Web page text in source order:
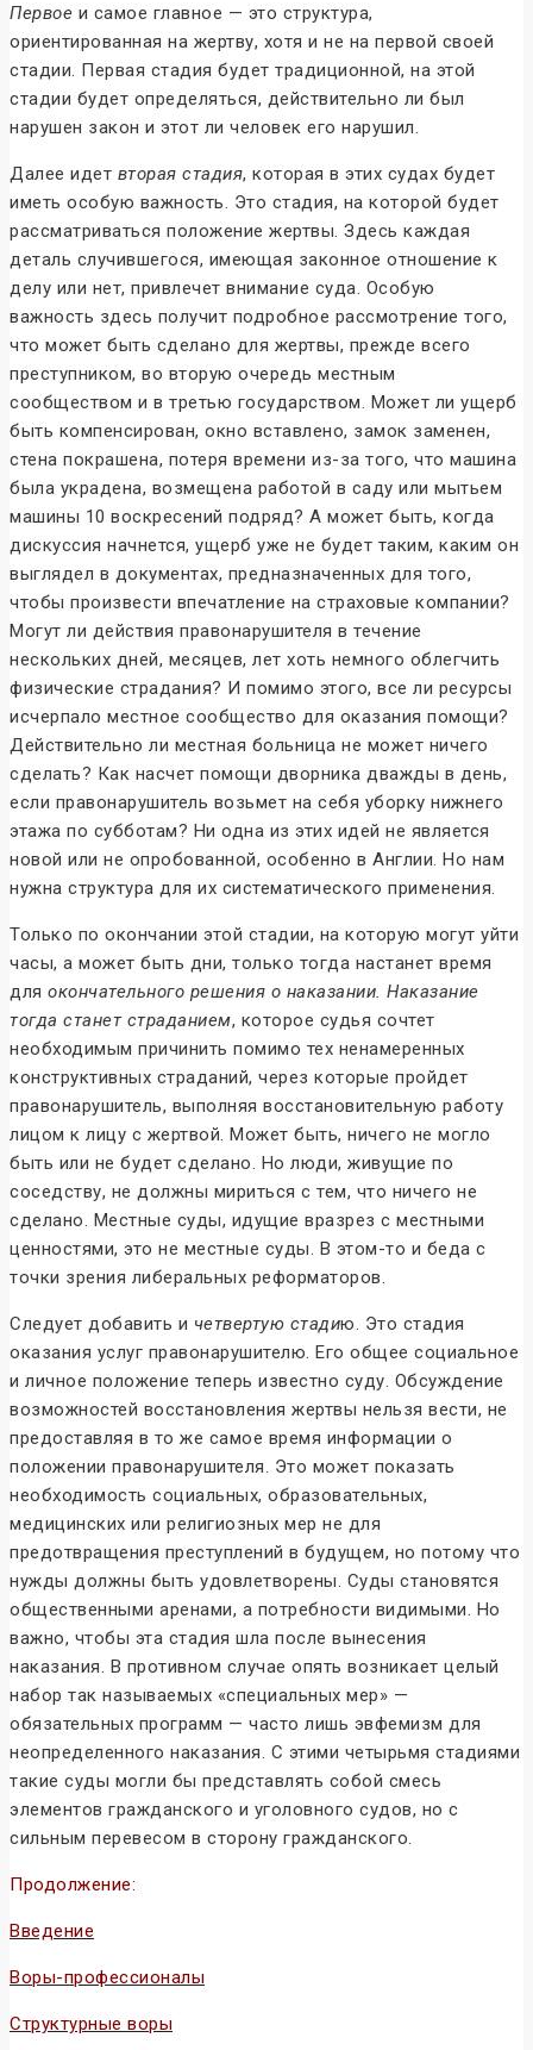
Первое и самое главное — это структура,
ориентированная на жертву, хотя и не на первой своей
стадии. Первая стадия будет традиционной, на этой
стадии будет определяться, действительно ли был
нарушен закон и этот ли человек его нарушил.
Далее идет вторая стадия, которая в этих судах будет
иметь особую важность. Это стадия, на которой будет
рассматриваться положение жертвы. Здесь каждая
деталь случившегося, имеющая законное отношение к
делу или нет, привлечет внимание суда. Особую
важность здесь получит подробное рассмотрение того,
что может быть сделано для жертвы, прежде всего
преступником, во вторую очередь местным
сообществом и в третью государством. Может ли ущерб
быть компенсирован, окно вставлено, замок заменен,
стена покрашена, потеря времени из-за того, что машина
была украдена, возмещена работой в саду или мытьем
машины 10 воскресений подряд? А может быть, когда
дискуссия начнется, ущерб уже не будет таким, каким он
выглядел в документах, предназначенных для того,
чтобы произвести впечатление на страховые компании?
Могут ли действия правонарушителя в течение
нескольких дней, месяцев, лет хоть немного облегчить
физические страдания? И помимо этого, все ли ресурсы
исчерпало местное сообщество для оказания помощи?
Действительно ли местная больница не может ничего
сделать? Как насчет помощи дворника дважды в день,
если правонарушитель возьмет на себя уборку нижнего
этажа по субботам? Ни одна из этих идей не является
новой или не опробованной, особенно в Англии. Но нам
нужна структура для их систематического применения.
Только по окончании этой стадии, на которую могут уйти
часы, а может быть дни, только тогда настанет время
для окончательного решения о наказании. Наказание
тогда станет страданием, которое судья сочтет
необходимым причинить помимо тех ненамеренных
конструктивных страданий, через которые пройдет
правонарушитель, выполняя восстановительную работу
лицом к лицу с жертвой. Может быть, ничего не могло
быть или не будет сделано. Но люди, живущие по
соседству, не должны мириться с тем, что ничего не
сделано. Местные суды, идущие вразрез с местными
ценностями, это не местные суды. В этом-то и беда с
точки зрения либеральных реформаторов.
Следует добавить и четвертую стадию. Это стадия
оказания услуг правонарушителю. Его общее социальное
и личное положение теперь известно суду. Обсуждение
возможностей восстановления жертвы нельзя вести, не
предоставляя в то же самое время информации о
положении правонарушителя. Это может показать
необходимость социальных, образовательных,
медицинских или религиозных мер не для
предотвращения преступлений в будущем, но потому что
нужды должны быть удовлетворены. Суды становятся
общественными аренами, а потребности видимыми. Но
важно, чтобы эта стадия шла после вынесения
наказания. В противном случае опять возникает целый
набор так называемых «специальных мер» —
обязательных программ — часто лишь эвфемизм для
неопределенного наказания. С этими четырьмя стадиями
такие суды могли бы представлять собой смесь
элементов гражданского и уголовного судов, но с
сильным перевесом в сторону гражданского.
Продолжение:
Введение
Воры-профессионалы
Структурные воры